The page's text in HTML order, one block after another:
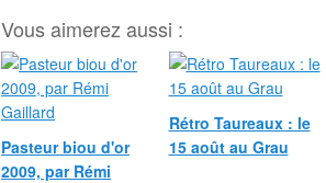
Vous aimerez aussi :
Pasteur biou d'or
2009, par Rémi
Rétro Taureaux : le
15 août au Grau